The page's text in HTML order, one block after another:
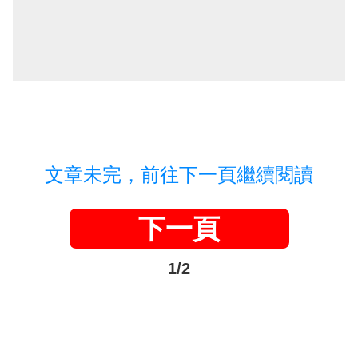
文章未完，前往下一頁繼續閱讀
下一頁
1/2